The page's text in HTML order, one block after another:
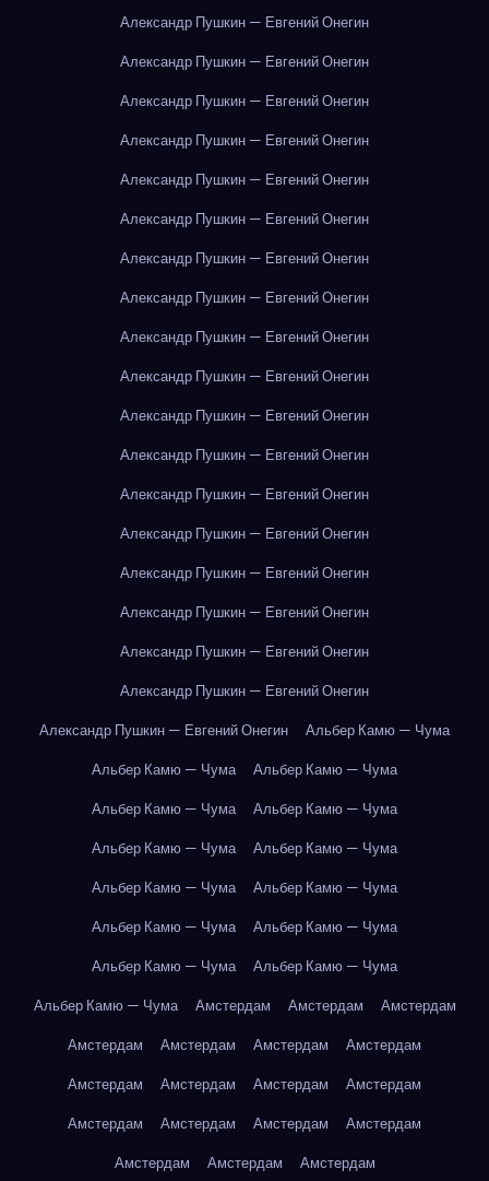
Александр Пушкин — Евгений Онегин
Александр Пушкин — Евгений Онегин
Александр Пушкин — Евгений Онегин
Александр Пушкин — Евгений Онегин
Александр Пушкин — Евгений Онегин
Александр Пушкин — Евгений Онегин
Александр Пушкин — Евгений Онегин
Александр Пушкин — Евгений Онегин
Александр Пушкин — Евгений Онегин
Александр Пушкин — Евгений Онегин
Александр Пушкин — Евгений Онегин
Александр Пушкин — Евгений Онегин
Александр Пушкин — Евгений Онегин
Александр Пушкин — Евгений Онегин
Александр Пушкин — Евгений Онегин
Александр Пушкин — Евгений Онегин
Александр Пушкин — Евгений Онегин
Александр Пушкин — Евгений Онегин
Александр Пушкин — Евгений Онегин
Альбер Камю — Чума
Альбер Камю — Чума
Альбер Камю — Чума
Альбер Камю — Чума
Альбер Камю — Чума
Альбер Камю — Чума
Альбер Камю — Чума
Альбер Камю — Чума
Альбер Камю — Чума
Альбер Камю — Чума
Альбер Камю — Чума
Альбер Камю — Чума
Альбер Камю — Чума
Альбер Камю — Чума
Амстердам Амстердам
Амстердам
Амстердам
Амстердам Амстердам
Амстердам
Амстердам
Амстердам Амстердам
Амстердам
Амстердам
Амстердам Амстердам
Амстердам
Амстердам
Амстердам
Амстердам